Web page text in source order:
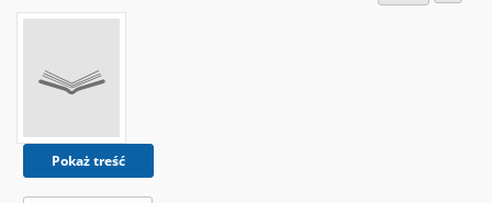
Pokaż treść